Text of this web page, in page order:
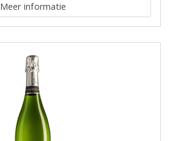
Meer informatie